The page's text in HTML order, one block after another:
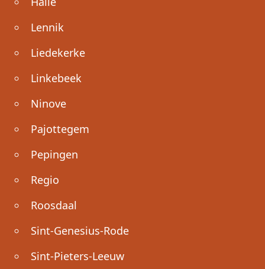
Lennik
Liedekerke
Linkebeek
Ninove
Pajottegem
Pepingen
Regio
Roosdaal
Sint-Genesius-Rode
Sint-Pieters-Leeuw